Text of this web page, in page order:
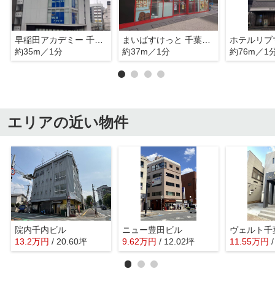
早稲田アカデミー 千葉校
約35m／1分
まいばすけっと 千葉駅西口店
約37m／1分
約76m／1
エリアの近い物件
院内千内ビル
13.2万円 / 20.60坪
ニュー豊田ビル
9.62万円 / 12.02坪
ヴェルト千
11.55万円